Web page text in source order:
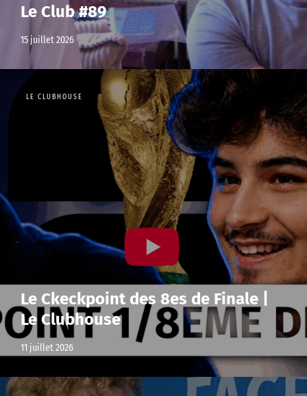
Le Club #89
15 juillet 2026
LE CLUBHOUSE
Le Ckeckpoint des 8es de Finale |
Le Clubhouse
11 juillet 2026